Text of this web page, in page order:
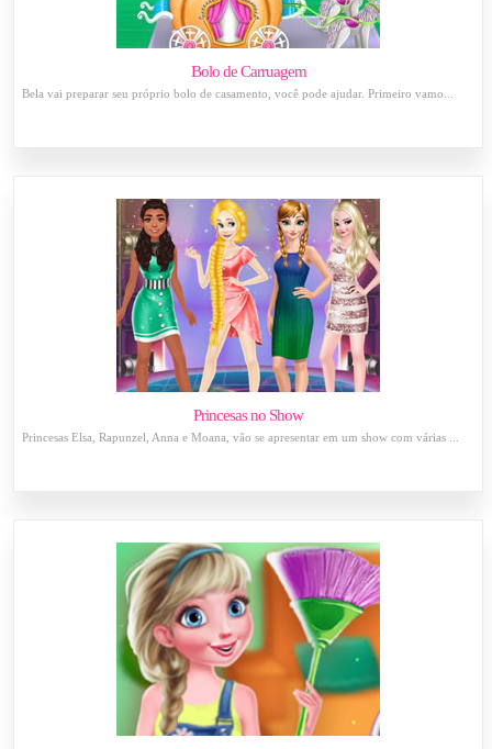
Bolo de Carruagem
Bela vai preparar seu próprio bolo de casamento, você pode ajudar. Primeiro vamo...
Princesas no Show
Princesas Elsa, Rapunzel, Anna e Moana, vão se apresentar em um show com várias ...